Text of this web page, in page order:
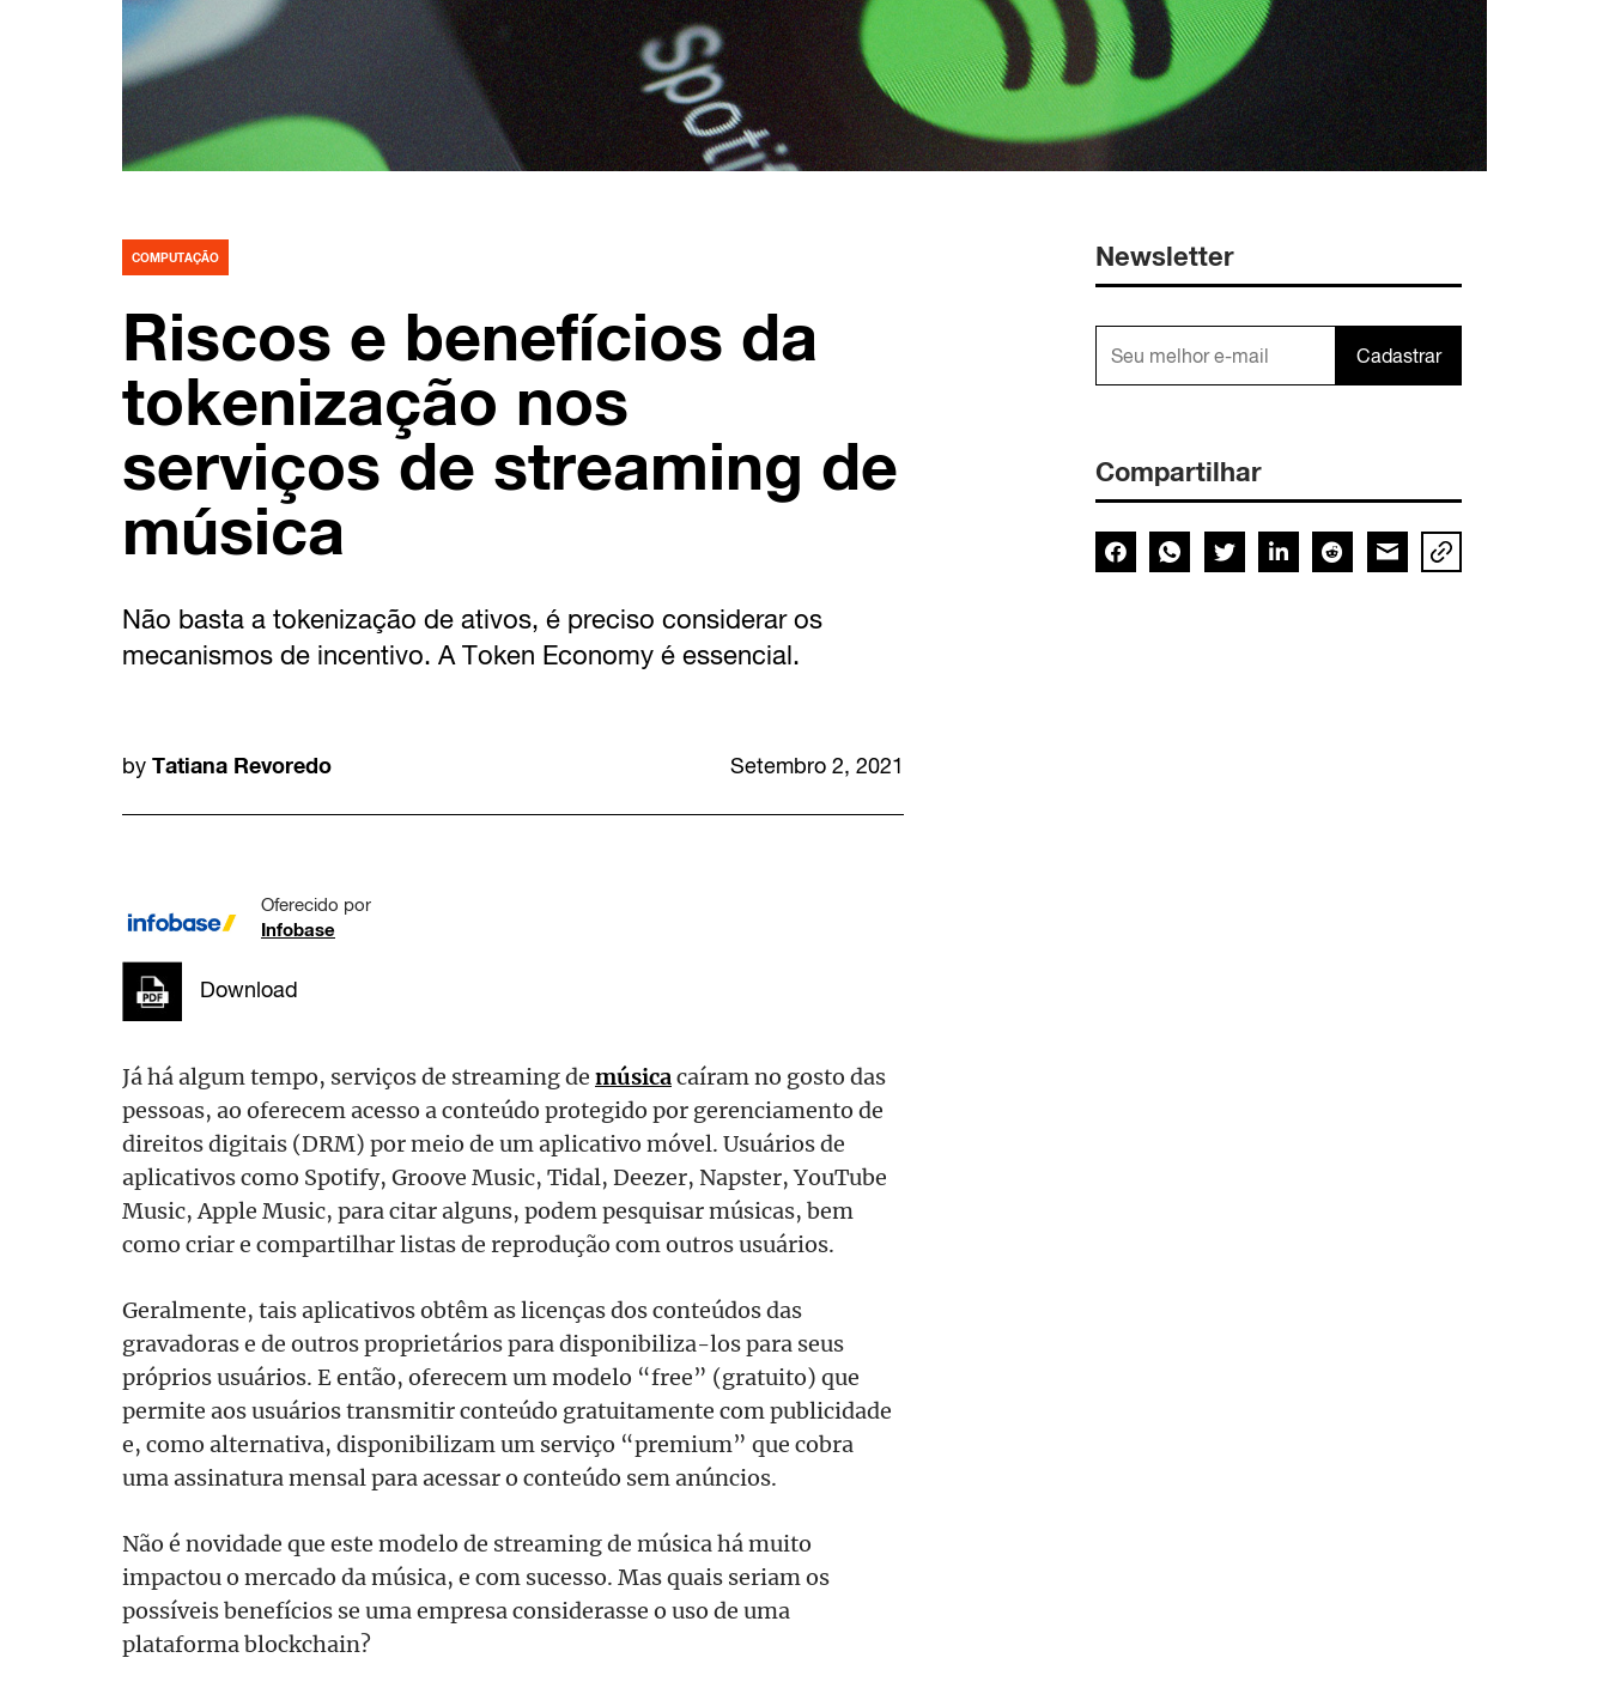
COMPUTAÇÃO
Riscos e benefícios da
tokenização nos
serviços de streaming de
música
Não basta a tokenização de ativos, é preciso considerar os
mecanismos de incentivo. A Token Economy é essencial.
by Tatiana Revoredo Setembro 2, 2021
Oferecido por
Infobase
Download
Já há algum tempo, serviços de streaming de músicacaíram no gosto das
pessoas, ao oferecem acesso a conteúdo protegido por gerenciamento de
direitos digitais (DRM) por meio de um aplicativo móvel. Usuários de
aplicativos como Spotify, Groove Music, Tidal, Deezer, Napster, YouTube
Music, Apple Music, para citar alguns, podem pesquisar músicas, bem
como criar e compartilhar listas de reprodução com outros usuários.
Geralmente, tais aplicativos obtêm as licenças dos conteúdos das
gravadoras e de outros proprietários para disponibiliza-los para seus
próprios usuários. E então, oferecem um modelo “free” (gratuito) que
permite aos usuários transmitir conteúdo gratuitamente com publicidade
e, como alternativa, disponibilizam um serviço “premium” que cobra
uma assinatura mensal para acessar o conteúdo sem anúncios.
Não é novidade que este modelo de streaming de música há muito
impactou o mercado da música, e com sucesso. Mas quais seriam os
possíveis benefícios se uma empresa considerasse o uso de uma
plataforma blockchain?
Newsletter
Cadastrar
Compartilhar